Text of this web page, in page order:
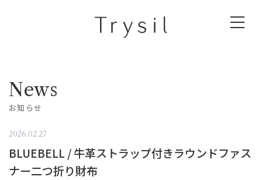
News
お知らせ
2026.02.27
BLUEBELL / 牛革ストラップ付きラウンドファス
ナー二つ折り財布